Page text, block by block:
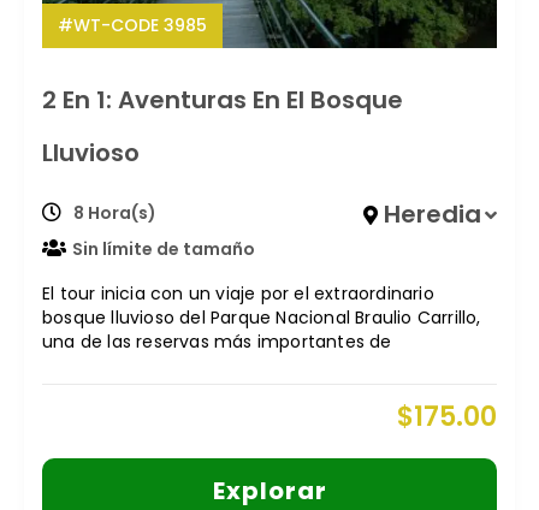
#WT-CODE 3985
2 En 1: Aventuras En El Bosque
Lluvioso
8 Hora(s) Heredia
Sin límite de tamaño
El tour inicia con un viaje por el extraordinario
bosque lluvioso del Parque Nacional Braulio Carrillo,
una de las reservas más importantes de
$175.00
Explorar